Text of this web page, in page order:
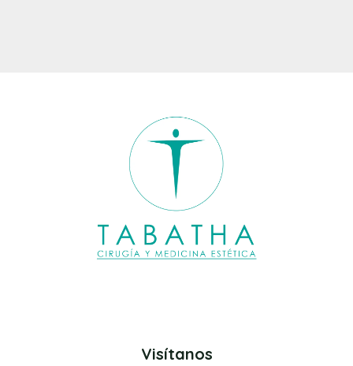
Visítanos